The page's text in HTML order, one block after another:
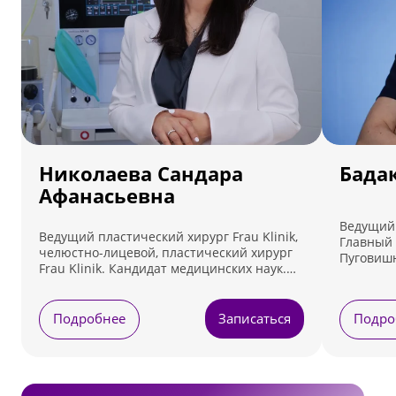
Николаева Сандара
Афанасьевна
Ведущий пластический хирург Frau Klinik,
челюстно-лицевой, пластический хирург
Frau Klinik. Кандидат медицинских наук.
Лефортовский вал, д. 5, стр. 7
Подробнее Записаться
Ведущий